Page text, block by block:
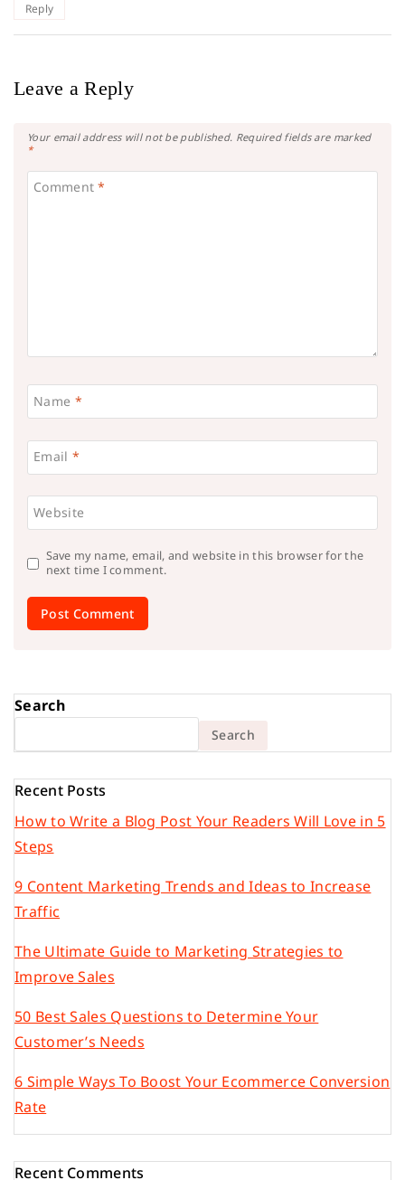
Reply
Leave a Reply
Your email address will not be published. Required fields are marked
*
Comment*
Name *
Email *
Website
Save my name, email, and website in this browser for the
next time I comment.
Search
Search
Recent Posts
How to Write a Blog Post Your Readers Will Love in 5
Steps
9 Content Marketing Trends and Ideas to Increase
Traffic
The Ultimate Guide to Marketing Strategies to
Improve Sales
50 Best Sales Questions to Determine Your
Customer’s Needs
6 Simple Ways To Boost Your Ecommerce Conversion
Rate
Recent Comments